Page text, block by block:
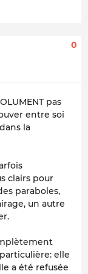
0
pas
entre soi
la
clairs pour
paraboles,
un autre
elle
a été refusée